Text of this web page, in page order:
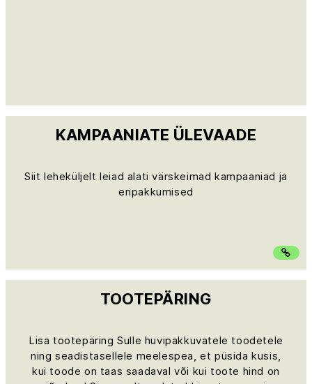
KAMPAANIATE ÜLEVAADE
Siit leheküljelt leiad alati värskeimad kampaaniad ja
eripakkumised
TOOTEPÄRING
Lisa tootepäring Sulle huvipakkuvatele toodetele
ning seadistasellele meelespea, et püsida kusis,
kui toode on taas saadaval või kui toote hind on